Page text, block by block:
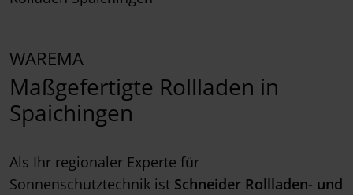
WAREMA
Maßgefertigte Rollladen in
Spaichingen
Als Ihr regionaler Experte für
Sonnenschutztechnik ist Schneider Rollladen- und